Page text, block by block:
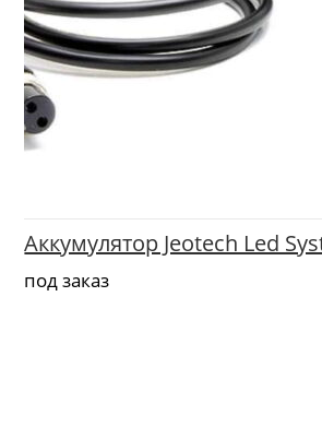
Аккумулятор Jeotech Led
под заказ